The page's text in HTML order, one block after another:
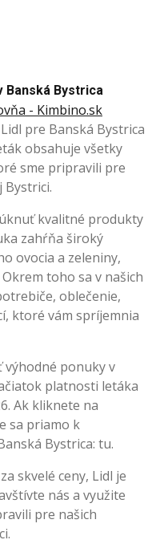
Banská Bystrica
- Kimbino.sk
pre Banská Bystrica
obsahuje všetky
sme pripravili pre
Bystrici.
kvalitné produkty
zahŕňa široký
ovocia a zeleniny,
toho sa v našich
oblečenie,
ktoré vám spríjemnia
výhodné ponuky v
platnosti letáka
Ak kliknete na
sa priamo k
Bystrica: tu.
skvelé ceny, Lidl je
nás a využite
pre našich